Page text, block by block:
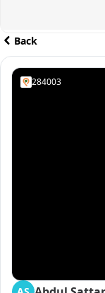
Back
284003